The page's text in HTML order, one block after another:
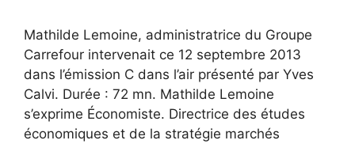
Mathilde Lemoine, administratrice du Groupe
Carrefour intervenait ce 12 septembre 2013
dans l’émission C dans l’air présenté par Yves
Calvi. Durée : 72 mn. Mathilde Lemoine
s’exprime Économiste. Directrice des études
économiques et de la stratégie marchés